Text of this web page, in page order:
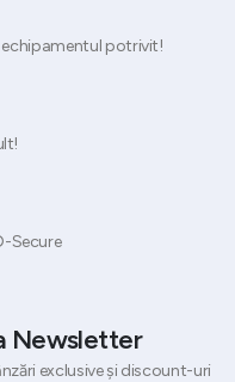
echipamentul potrivit!
Secure
Newsletter
exclusive și discount-uri